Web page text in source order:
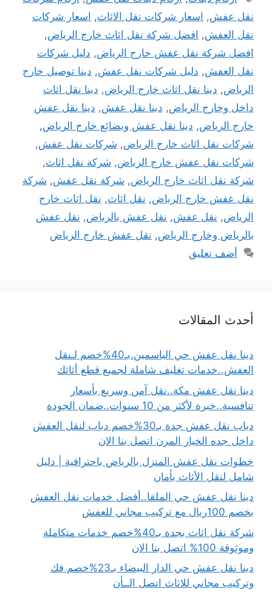
نقل عفش, اسعار شركات نقل الاثاث, اسعار شركات
نقل العفش, افضل شركة نقل اثاث خارج الرياض,
افضل شركة نقل عفش خارج الرياض, دليل شركات
نقل العفش, دليل شركات نقل عفش, دينا توصيل خارج
الرياض, دينا نقل اثاث خارج الرياض, دينا نقل اثاث
داخل وخارج الرياض, دينا نقل عفش, دينا نقل عفش
خارج الرياض, دينا نقل عفش وبضائع خارج الرياض,
شركات نقل اثاث خارج الرياض, شركات نقل عفش,
شركات نقل عفش خارج الرياض, شركة نقل اثاث,
شركة نقل اثاث خارج الرياض, شركة نقل عفش, شركة
نقل عفش خارج الرياض, نقل اثاث, نقل اثاث خارج
الرياض, نقل عفش, نقل عفش بالرياض, نقل عفش
بالرياض وخارج الرياض, نقل عفش خارج الرياض
أضف تعليق
أحدث المقالات
دينا نقل عفش حي الياسمين.بـ40%خصم لـنقل
العفش..خدمات تغليف شاملة لجميع قطع أثاثك
دينا نقل عفش مكة..نقل آمن وسريع بأسعار
تنافسية..خبرة لأكثر من 10 سنوات..ضمان الجودة
دباب نقل عفش جدة بـ30%خصم دباب لنقل العفش
داخل جده الخيار المرن اتصل بنا الان
خطوات نقل عفش المنزل بالرياض باحترافية | دليل
شامل لنقل الأثاث بأمان
دينا نقل عفش حي الملقا..أفضل خدمات نقل العفش
بخصم 100ريال مع تركيب مجاني للعفش
شركة نقل اثاث بجدة بـ40%خصم خدمات متكاملة
وموثوقة 100% اتصل بنا الان
دينا نقل عفش حي الدار البيضاء بـ23%خصم فك
وتركيب مجاني للاثاث اتصل الــأن